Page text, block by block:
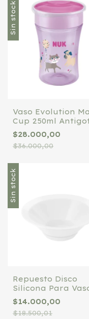
Sin stock
Vaso Evolution
Cup 250ml
360º ROSA
$28.000,00
$36.000,00
Sin stock
Repuesto Disco
Silicona Para
360 Nuk
$14.000,00
$18.500,01